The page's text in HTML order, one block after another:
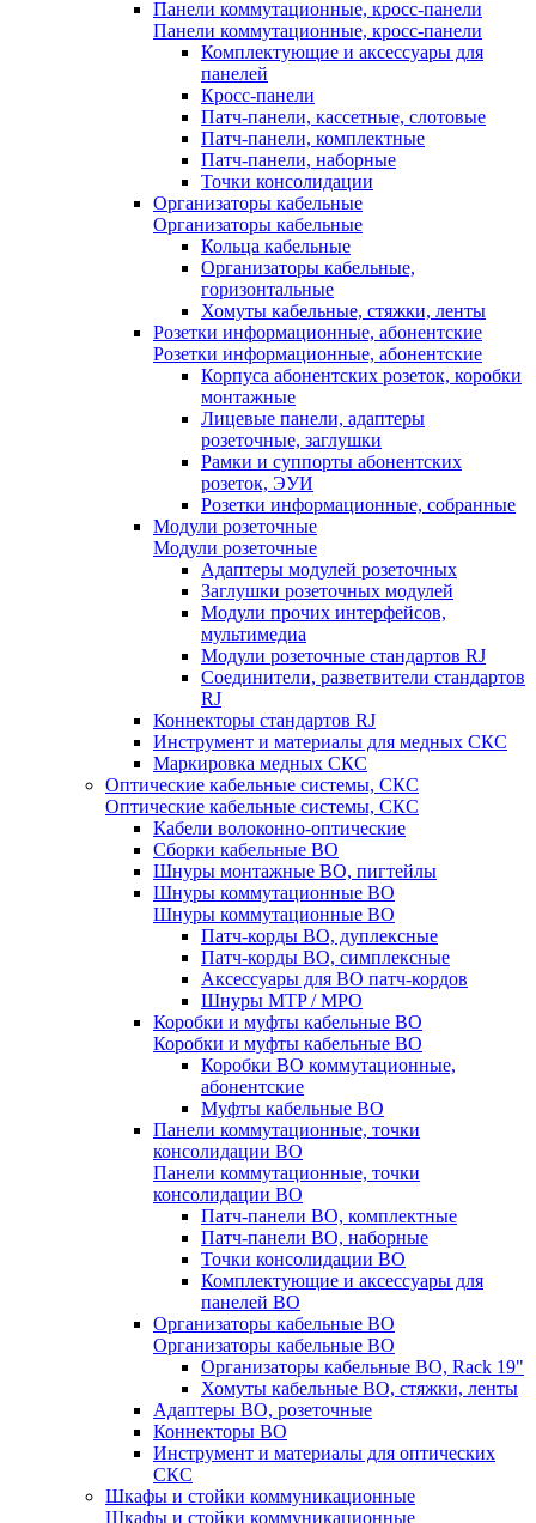
Панели коммутационные, кросс-панели
Панели коммутационные, кросс-панели
Комплектующие и аксессуары для
панелей
Кросс-панели
Патч-панели, кассетные, слотовые
Патч-панели, комплектные
Патч-панели, наборные
Точки консолидации
Организаторы кабельные
Организаторы кабельные
Кольца кабельные
Организаторы кабельные,
горизонтальные
Хомуты кабельные, стяжки, ленты
Розетки информационные, абонентские
Розетки информационные, абонентские
Корпуса абонентских розеток, коробки
монтажные
Лицевые панели, адаптеры
розеточные, заглушки
Рамки и суппорты абонентских
розеток, ЭУИ
Розетки информационные, собранные
Модули розеточные
Модули розеточные
Адаптеры модулей розеточных
Заглушки розеточных модулей
Модули прочих интерфейсов,
мультимедиа
Модули розеточные стандартов RJ
Соединители, разветвители стандартов
RJ
Коннекторы стандартов RJ
Инструмент и материалы для медных СКС
Маркировка медных СКС
Оптические кабельные системы, СКС
Оптические кабельные системы, СКС
Кабели волоконно-оптические
Сборки кабельные ВО
Шнуры монтажные ВО, пигтейлы
Шнуры коммутационные ВО
Шнуры коммутационные ВО
Патч-корды ВО, дуплексные
Патч-корды ВО, симплексные
Аксессуары для ВО патч-кордов
Шнуры MTP / MPO
Коробки и муфты кабельные ВО
Коробки и муфты кабельные ВО
Коробки ВО коммутационные,
абонентские
Муфты кабельные ВО
Панели коммутационные, точки
консолидации ВО
Панели коммутационные, точки
консолидации ВО
Патч-панели ВО, комплектные
Патч-панели ВО, наборные
Точки консолидации ВО
Комплектующие и аксессуары для
панелей ВО
Организаторы кабельные ВО
Организаторы кабельные ВО
Организаторы кабельные ВО, Rack 19"
Хомуты кабельные ВО, стяжки, ленты
Адаптеры ВО, розеточные
Коннекторы ВО
Инструмент и материалы для оптических
СКС
Шкафы и стойки коммуникационные
Шкафы и стойки коммуникационные